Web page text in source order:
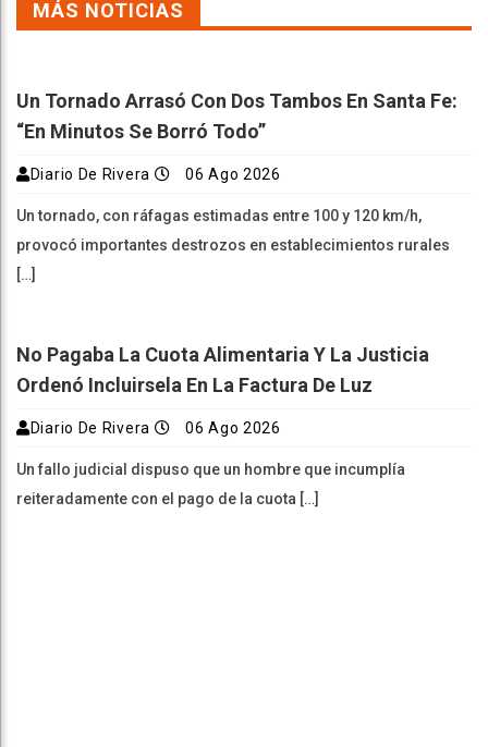
MÁS NOTICIAS
Un Tornado Arrasó Con Dos Tambos En Santa Fe:
“En Minutos Se Borró Todo”
Diario De Rivera 06 Ago 2026
Un tornado, con ráfagas estimadas entre 100 y 120 km/h,
provocó importantes destrozos en establecimientos rurales
[…]
No Pagaba La Cuota Alimentaria Y La Justicia
Ordenó Incluirsela En La Factura De Luz
Diario De Rivera 06 Ago 2026
Un fallo judicial dispuso que un hombre que incumplía
reiteradamente con el pago de la cuota […]